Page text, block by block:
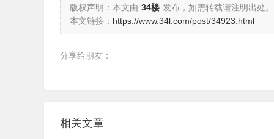
版权声明：本文由 34楼 发布，如需转载请注明出处。
本文链接： https://www.34l.com/post/34923.html
分享给朋友：
相关文章